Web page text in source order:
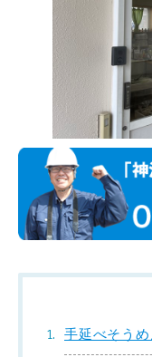
手延べそう